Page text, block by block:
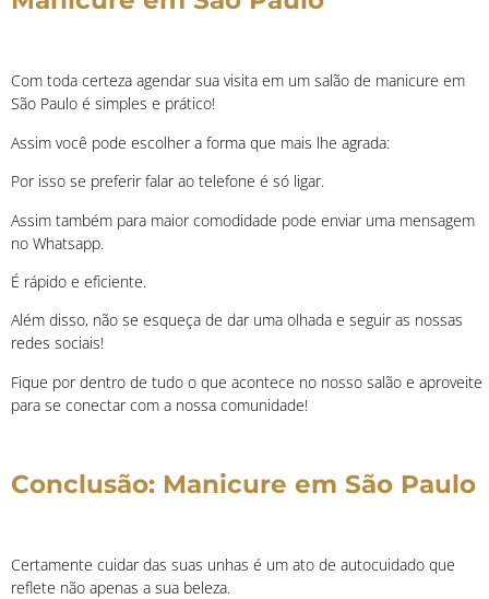
Com toda certeza agendar sua visita em um salão de manicure em
São Paulo é simples e prático!
Assim você pode escolher a forma que mais lhe agrada:
Por isso se preferir falar ao telefone é só ligar.
Assim também para maior comodidade pode enviar uma mensagem
no Whatsapp.
É rápido e eficiente.
Além disso, não se esqueça de dar uma olhada e seguir as nossas
redes sociais!
Fique por dentro de tudo o que acontece no nosso salão e aproveite
para se conectar com a nossa comunidade!
Conclusão: Manicure em São Paulo
Certamente cuidar das suas unhas é um ato de autocuidado que
reflete não apenas a sua beleza.